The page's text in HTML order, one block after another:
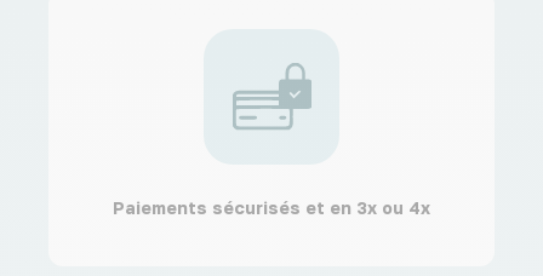
Paiements sécurisés et en 3x ou 4x